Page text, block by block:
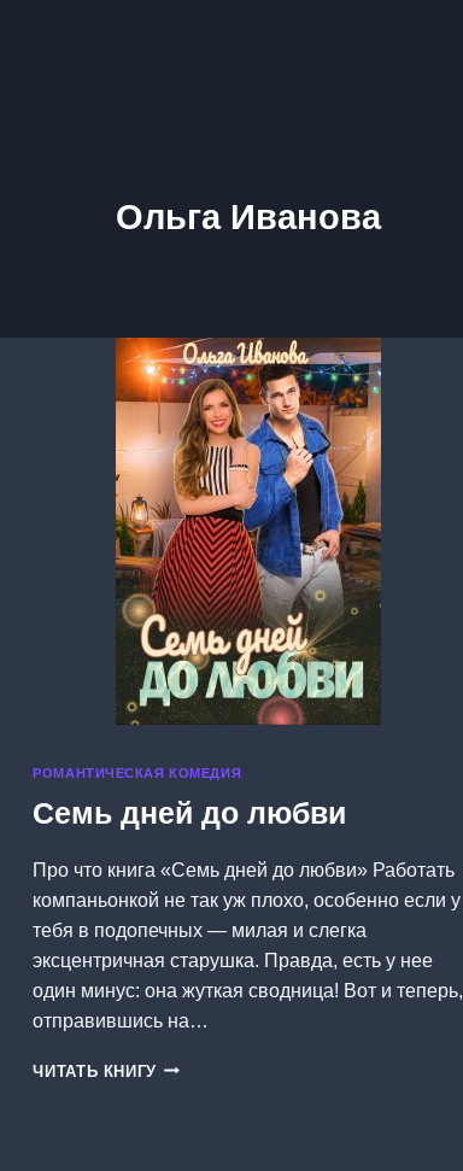
Ольга Иванова
РОМАНТИЧЕСКАЯ КОМЕДИЯ
Семь дней до любви
Про что книга «Семь дней до любви» Работать
компаньонкой не так уж плохо, особенно если у
тебя в подопечных — милая и слегка
эксцентричная старушка. Правда, есть у нее
один минус: она жуткая сводница! Вот и теперь,
отправившись на…
ЧИТАТЬ КНИГУ СЕМЬ